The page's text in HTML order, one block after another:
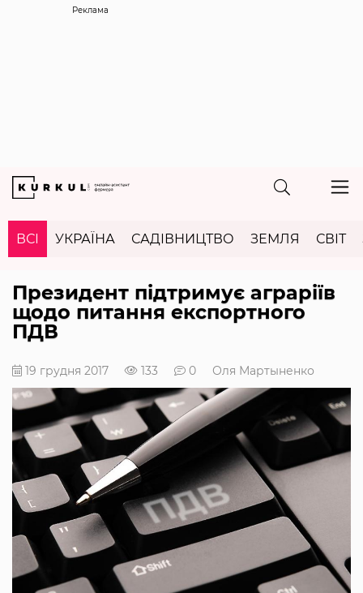
Реклама
ВСІ УКРАЇНА САДІВНИЦТВО ЗЕМЛЯ СВІТ
Президент підтримує аграріїв
щодо питання експортного
ПДВ
19 грудня 2017 133 0 Оля Мартыненко